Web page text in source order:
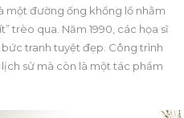
một đường ống khổng lồ nhằm
trèo qua. Năm 1990, các họa sĩ
tranh tuyệt đẹp. Công trình
sử mà còn là một tác phẩm